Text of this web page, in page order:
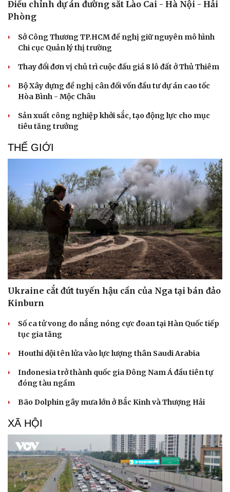
Sức khỏe
Dinh dưỡng - món ngon
Cây thuốc
Sản phụ khoa
Nhi khoa
Làm đẹp - giảm cân
Phòng mạch online
Đời sống
Nhà đẹp
Blog
Tình yêu - Gia đình
Điều chỉnh dự án đường sắt Lào Cai - Hà Nội - Hải
Phòng
Sở Công Thương TP.HCM đề nghị giữ nguyên mô hình
Chi cục Quản lý thị trường
Thay đổi đơn vị chủ trì cuộc đấu giá 8 lô đất ở Thủ Thiêm
Bộ Xây dựng đề nghị cân đối vốn đầu tư dự án cao tốc
Hòa Bình - Mộc Châu
Sản xuất công nghiệp khởi sắc, tạo động lực cho mục
tiêu tăng trưởng
THẾ GIỚI
Ukraine cắt đứt tuyến hậu cần của Nga tại bán đảo
Kinburn
Số ca tử vong do nắng nóng cực đoan tại Hàn Quốc tiếp
tục gia tăng
Houthi dội tên lửa vào lực lượng thân Saudi Arabia
Indonesia trở thành quốc gia Đông Nam Á đầu tiên tự
đóng tàu ngầm
Bão Dolphin gây mưa lớn ở Bắc Kinh và Thượng Hải
XÃ HỘI